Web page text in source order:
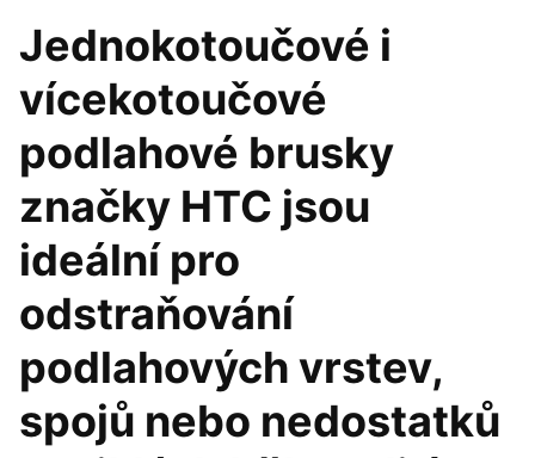
Jednokotoučové i
vícekotoučové
podlahové brusky
značky HTC jsou
ideální pro
odstraňování
podlahových vrstev,
spojů nebo nedostatků